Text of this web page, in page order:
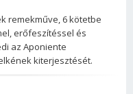
remekműve, 6 kötetbe
erőfeszítéssel és
az Aponiente
kiterjesztését.